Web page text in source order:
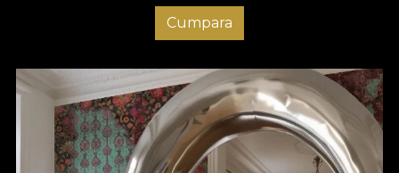
Cumpara